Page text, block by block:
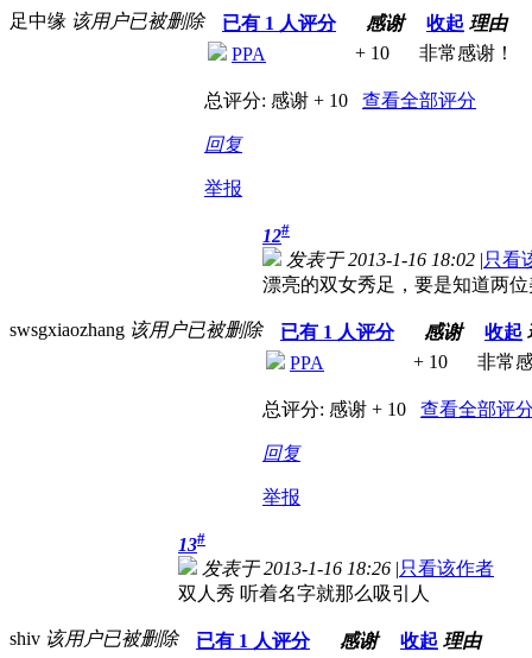
足中缘 该用户已被删除 已有 1 人评分 感谢 收起 理由
PPA
+ 10 非常感谢！
总评分: 感谢 + 10 查看全部评分
回复
举报
swsgxiaozhang 该用户已被删除
12#
发表于 2013-1-16 18:02 |只看
漂亮的双女秀足，要是知道两
已有 1 人评分 感谢 收起
PPA
+ 10 非常
总评分: 感谢 + 10 查看全部评分
回复
举报
shiv 该用户已被删除
13#
发表于 2013-1-16 18:26 |只看该作者
双人秀 听着名字就那么吸引人
已有 1 人评分 感谢 收起 理由